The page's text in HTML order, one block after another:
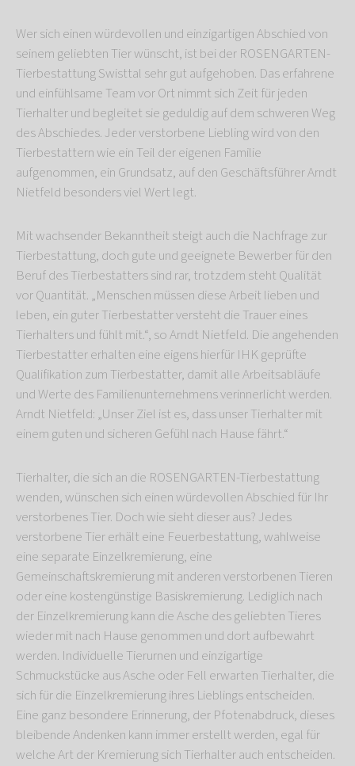
Wer sich einen würdevollen und einzigartigen Abschied von
seinem geliebten Tier wünscht, ist bei der ROSENGARTEN-
Tierbestattung Swisttal sehr gut aufgehoben. Das erfahrene
und einfühlsame Team vor Ort nimmt sich Zeit für jeden
Tierhalter und begleitet sie geduldig auf dem schweren Weg
des Abschiedes. Jeder verstorbene Liebling wird von den
Tierbestattern wie ein Teil der eigenen Familie
aufgenommen, ein Grundsatz, auf den Geschäftsführer Arndt
Nietfeld besonders viel Wert legt.
Mit wachsender Bekanntheit steigt auch die Nachfrage zur
Tierbestattung, doch gute und geeignete Bewerber für den
Beruf des Tierbestatters sind rar, trotzdem steht Qualität
vor Quantität. „Menschen müssen diese Arbeit lieben und
leben, ein guter Tierbestatter versteht die Trauer eines
Tierhalters und fühlt mit.“, so Arndt Nietfeld. Die angehenden
Tierbestatter erhalten eine eigens hierfür IHK geprüfte
Qualifikation zum Tierbestatter, damit alle Arbeitsabläufe
und Werte des Familienunternehmens verinnerlicht werden.
Arndt Nietfeld: „Unser Ziel ist es, dass unser Tierhalter mit
einem guten und sicheren Gefühl nach Hause fährt.“
Tierhalter, die sich an die ROSENGARTEN-Tierbestattung
wenden, wünschen sich einen würdevollen Abschied für Ihr
verstorbenes Tier. Doch wie sieht dieser aus? Jedes
verstorbene Tier erhält eine Feuerbestattung, wahlweise
eine separate Einzelkremierung, eine
Gemeinschaftskremierung mit anderen verstorbenen Tieren
oder eine kostengünstige Basiskremierung. Lediglich nach
der Einzelkremierung kann die Asche des geliebten Tieres
wieder mit nach Hause genommen und dort aufbewahrt
werden. Individuelle Tierurnen und einzigartige
Schmuckstücke aus Asche oder Fell erwarten Tierhalter, die
sich für die Einzelkremierung ihres Lieblings entscheiden.
Eine ganz besondere Erinnerung, der Pfotenabdruck, dieses
bleibende Andenken kann immer erstellt werden, egal für
welche Art der Kremierung sich Tierhalter auch entscheiden.